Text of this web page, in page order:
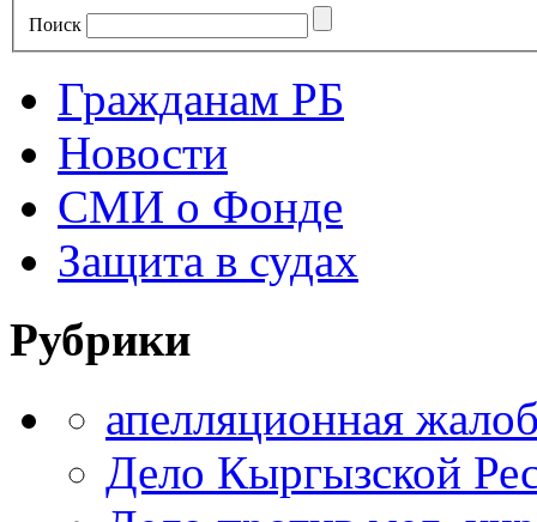
Поиск
Гражданам РБ
Новости
СМИ о Фонде
Защита в судах
Рубрики
апелляционная
Дело Кыргызской